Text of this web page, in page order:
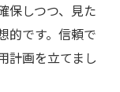
保しつつ、見た
的です。信頼で
計画を立てまし